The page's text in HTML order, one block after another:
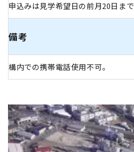
申込みは見学希望日の前月20日まで
備考
構内での携帯電話使用不可。